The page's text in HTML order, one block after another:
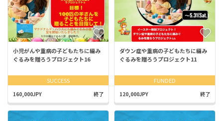
小児がんや重病の子どもたちに編み
ぐるみを贈ろうプロジェクト16
SUCCESS
160,000JPY 終了
ダウン症や重病の子どもたちに編み
ぐるみを贈ろうプロジェクト11
FUNDED
120,000JPY 終了